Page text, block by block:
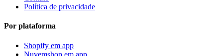
Política de privacidade
Por plataforma
Shopify em app
Nuvemshop em app